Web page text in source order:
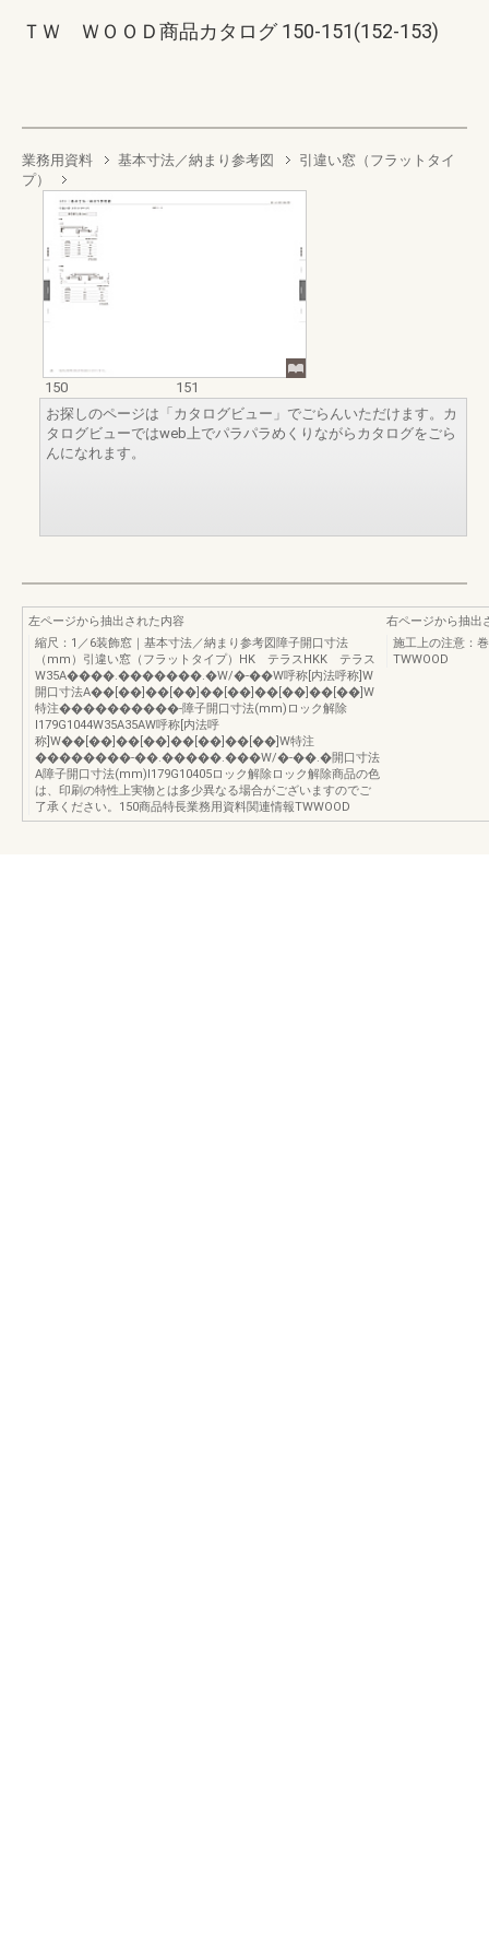
ＴＷ ＷＯＯＤ商品カタログ 150-151(152-153)
業務用資料 基本寸法／納まり参考図
引違い窓（フラットタイ
プ）
150
151
お探しのページは「カタログビュー」でごらんいただけます。カ
タログビューではweb上でパラパラめくりながらカタログをごら
んになれます。
左ページから抽出された内容
縮尺：1／6装飾窓｜基本寸法／納まり参考図障子開口寸法
（mm）引違い窓（フラットタイプ）HK テラスHKK テラス
W35A����.�������.�W/�-��W呼称[内法呼称]W
開口寸法A��[��]��[��]��[��]��[��]��[��]W
特注����������-障子開口寸法(mm)ロック解除
I179G1044W35A35AW呼称[内法呼
称]W��[��]��[��]��[��]��[��]W特注
��������-��.�����.���W/�-��.�開口寸法
A障子開口寸法(mm)I179G10405ロック解除ロック解除商品の色
は、印刷の特性上実物とは多少異なる場合がございますのでご
了承ください。150商品特長業務用資料関連情報TWWOOD
右ページから抽出
施工上の注意：
TWWOOD